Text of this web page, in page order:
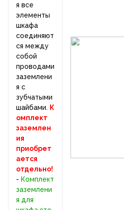
я все
элементы
шкафа
соединяют
ся между
собой
проводами
заземлени
я с
зубчатыми
шайбами. К
омплект
заземлен
ия
приобрет
ается
отдельно!
- Комплект
заземлени
я для